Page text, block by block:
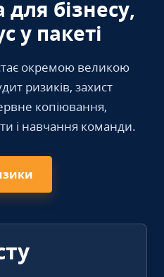
для бізнесу,
у пакеті
окремою великою
ризиків, захист
копіювання,
і навчання команди.